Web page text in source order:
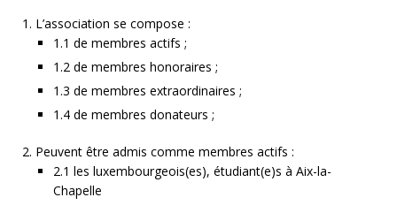
L’association se compose :
1.1 de membres actifs ;
1.2 de membres honoraires ;
1.3 de membres extraordinaires ;
1.4 de membres donateurs ;
Peuvent être admis comme membres actifs :
2.1 les luxembourgeois(es), étudiant(e)s à Aix-la-
Chapelle